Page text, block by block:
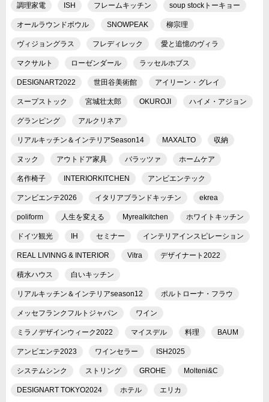
調理家電 ISH フレームキッチン soup stockトーキョー
オールラウンドボウル SNOWPEAK 柳宗理
ヴィジョングラス フレディレック 愛と追憶のヴィラ
マクサルト ローゼンダール ラッセルホブス
DESIGNART2022 世田谷美術館 アイリーン・グレイ
スープストック 宮城壮太郎 OKUROJI ハイメ・アジョン
グランピング アルクリネア
リアルキッチン＆インテリアSeason14 MAXALTO 収納
ヌック アウトドア家具 バラッツァ ホームケア
名作椅子 INTERIORKITCHEN アンビエンテック
アンビエンテ2026 イタリアブランドキッチン ekrea
poliform 人生を変える Myrealkitchen ホワイトキッチン
ドイツ観光 IH セミナー インテリアインスピレーション
REAL LIVINNG & INTERIOR Vitra デザイナート2022
積水ハウス 白いキッチン
リアルキッチン＆インテリアseason12 ポルトローナ・フラウ
メッセフランクフルトジャパン ワイン
ミラノデザインウィーク2022 マイスデル 料理 BAUM
アンビエンテ2023 ワインセラー ISH2025
システムシンク ストリング GROHE Molteni&C
DESIGNART TOKYO2024 ホテル エリカ